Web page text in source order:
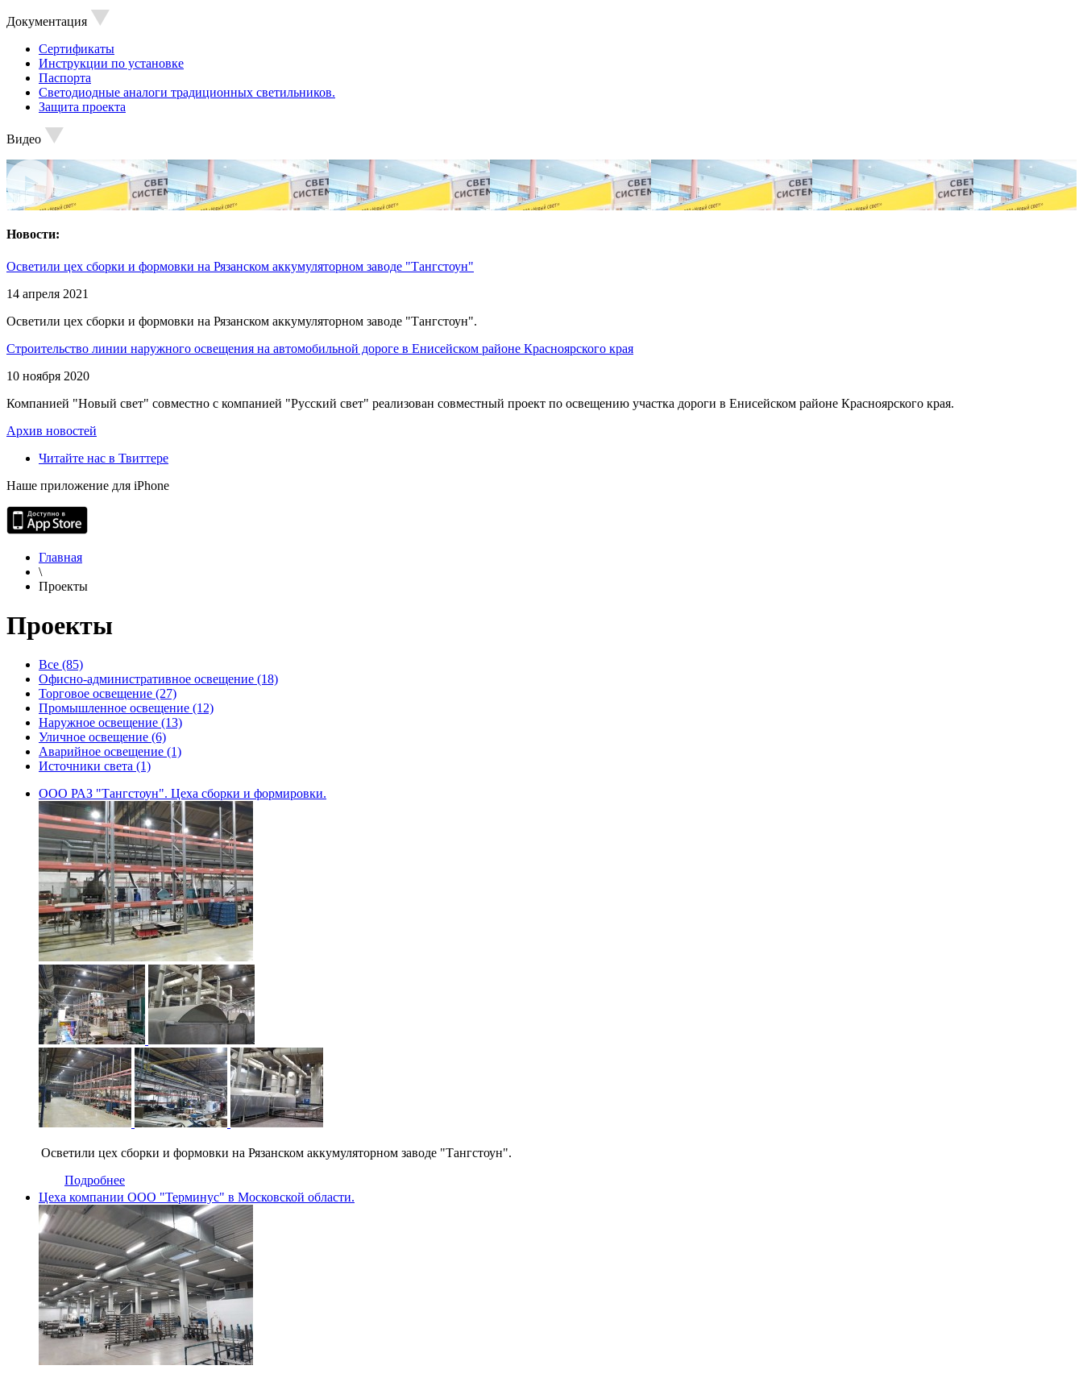
Документация
Сертификаты
Инструкции по установке
Паспорта
Светодиодные аналоги традиционных светильников.
Защита проекта
Видео
Новости:
Осветили цех сборки и формовки на Рязанском аккумуляторном заводе "Тангстоун"
14 апреля 2021
Осветили цех сборки и формовки на Рязанском аккумуляторном заводе "Тангстоун".
Строительство линии наружного освещения на автомобильной дороге в Енисейском районе Красноярского края
10 ноября 2020
Компанией "Новый свет" совместно с компанией "Русский свет" реализован совместный проект по освещению участка дороги в Енисейском районе Красноярского края.
Архив новостей
Читайте нас в Твиттере
Наше приложение для iPhone
Главная
\
Проекты
Проекты
Все (85)
Офисно-административное освещение (18)
Торговое освещение (27)
Промышленное освещение (12)
Наружное освещение (13)
Уличное освещение (6)
Аварийное освещение (1)
Источники света (1)
ООО РАЗ "Тангстоун". Цеха сборки и формировки.
Осветили цех сборки и формовки на Рязанском аккумуляторном заводе "Тангстоун".
Подробнее
Цеха компании ООО "Терминус" в Московской области.